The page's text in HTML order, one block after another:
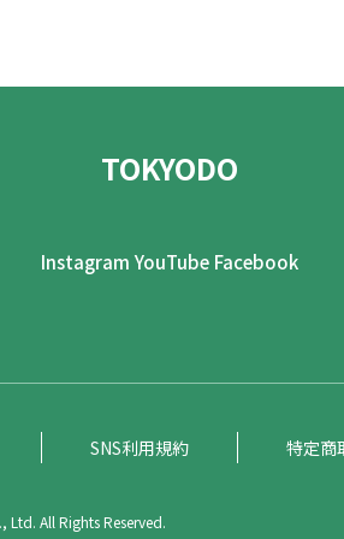
TOKYODO
Instagram YouTube Facebook
SNS利用規約 特定商
All Rights Reserved.